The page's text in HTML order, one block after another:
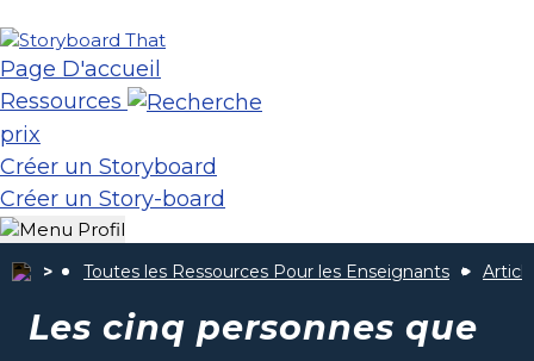
Page D'accueil
Ressources
prix
Créer un Storyboard
Créer un Story-board
Toutes les Ressources Pour les Enseignants
Les cinq personnes que